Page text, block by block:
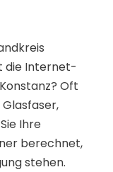
die Internet-
Oft
Glasfaser,
Ihre
berechnet,
stehen.